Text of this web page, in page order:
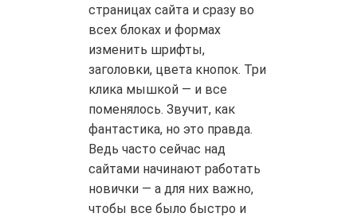
страницах сайта и сразу во
всех блоках и формах
изменить шрифты,
заголовки, цвета кнопок. Три
клика мышкой — и все
поменялось. Звучит, как
фантастика, но это правда.
Ведь часто сейчас над
сайтами начинают работать
новички — а для них важно,
чтобы все было быстро и